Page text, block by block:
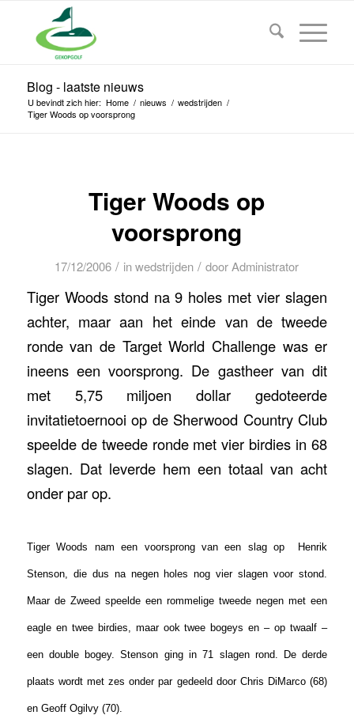
Blog - laatste nieuws
U bevindt zich hier: Home / nieuws / wedstrijden /
Tiger Woods op voorsprong
Tiger Woods op
voorsprong
17/12/2006 / inwedstrijden / door Administrator
Tiger Woods stond na 9 holes met vier slagen
achter, maar aan het einde van de tweede
ronde van de Target World Challenge was er
ineens een voorsprong. De gastheer van dit
met 5,75 miljoen dollar gedoteerde
invitatietoernooi op de Sherwood Country Club
speelde de tweede ronde met vier birdies in 68
slagen. Dat leverde hem een totaal van acht
onder par op.
Tiger Woods nam een voorsprong van een slag op Henrik
Stenson, die dus na negen holes nog vier slagen voor stond.
Maar de Zweed speelde een rommelige tweede negen met een
eagle en twee birdies, maar ook twee bogeys en – op twaalf –
een double bogey. Stenson ging in 71 slagen rond. De derde
plaats wordt met zes onder par gedeeld door Chris DiMarco (68)
en Geoff Ogilvy (70).